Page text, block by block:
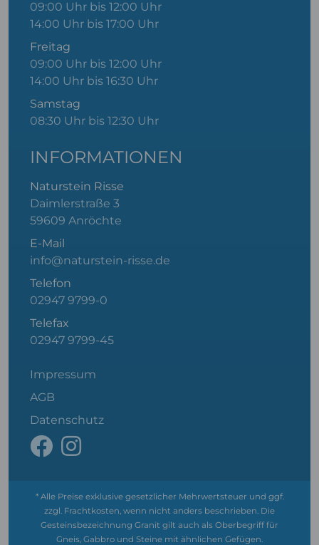
09:00 Uhr bis 12:00 Uhr
14:00 Uhr bis 17:00 Uhr
Freitag
09:00 Uhr bis 12:00 Uhr
14:00 Uhr bis 16:30 Uhr
Samstag
08:30 Uhr bis 12:30 Uhr
INFORMATIONEN
Naturstein Risse
Daimlerstraße 3
59609 Anröchte
E-Mail
info@naturstein-risse.de
Telefon
02947 9799-0
Telefax
02947 9799-45
Impressum
AGB
Datenschutz
* Alle Preise exklusive gesetzlicher Mehrwertsteuer und ggf.
zzgl. Frachtkosten, wenn nicht anders beschrieben. Die
Gesteinsbezeichnung Granit gilt auch als Oberbegriff für
Gneis, Gabbro und Steine mit ähnlichen Gefügen.